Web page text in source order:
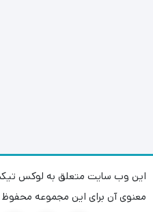
این وب سایت متعلق به لوکس
معنوی آن برای این مجموعه